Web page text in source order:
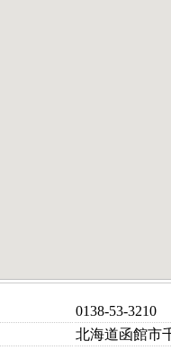
0138-53-3210
北海道函館市